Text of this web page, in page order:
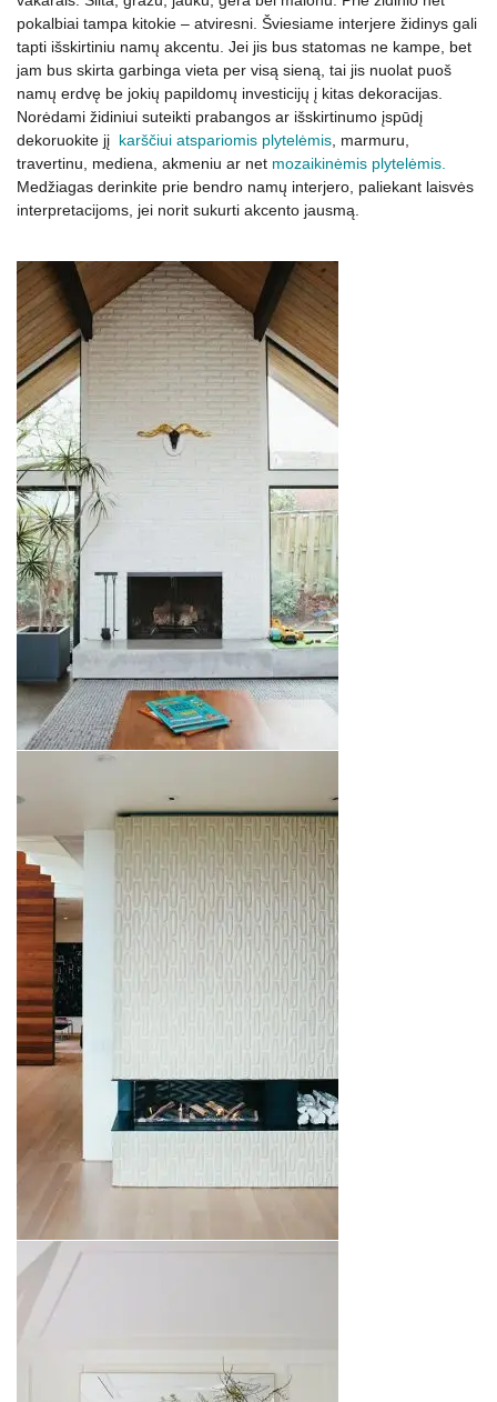
pokalbiai tampa kitokie – atviresni. Šviesiame interjere židinys gali
tapti išskirtiniu namų akcentu. Jei jis bus statomas ne kampe, bet
jam bus skirta garbinga vieta per visą sieną, tai jis nuolat puoš
namų erdvę be jokių papildomų investicijų į kitas dekoracijas.
Norėdami židiniui suteikti prabangos ar išskirtinumo įspūdį
dekoruokite jį karščiui atspariomis plytelėmis , marmuru,
travertinu, mediena, akmeniu ar net mozaikinėmis plytelėmis.
Medžiagas derinkite prie bendro namų interjero, paliekant laisvės
interpretacijoms, jei norit sukurti akcento jausmą.